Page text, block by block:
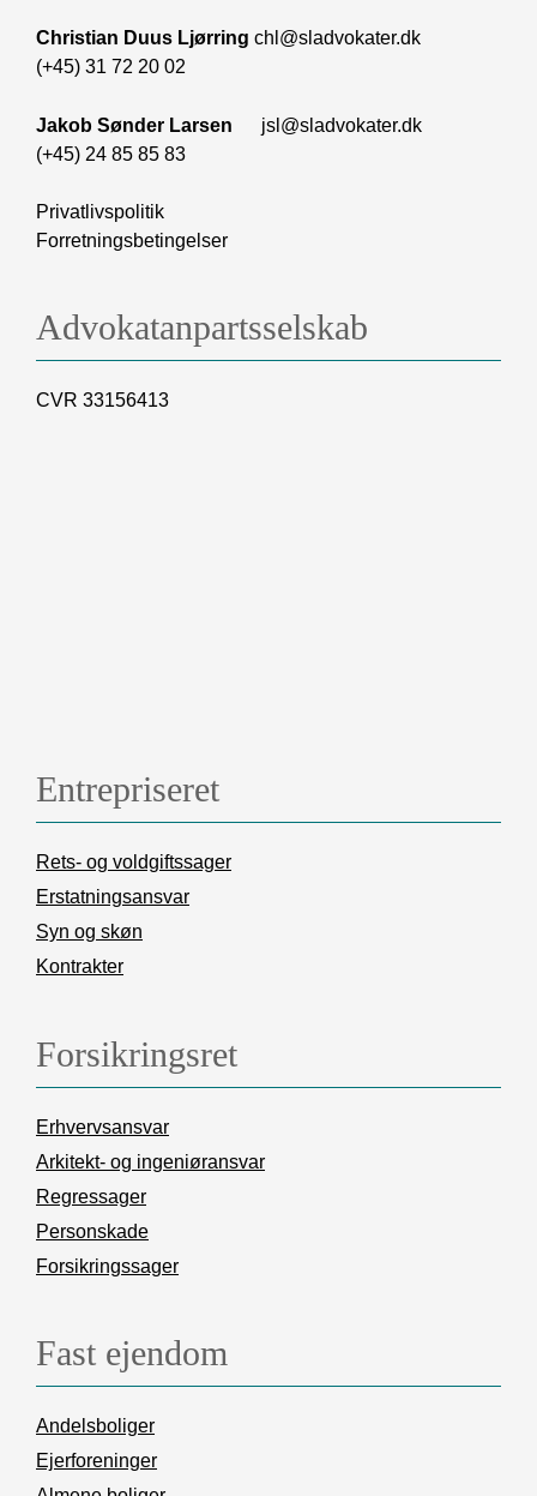
Christian Duus Ljørring chl@sladvokater.dk
(+45) 31 72 20 02
Jakob Sønder Larsen
jsl@sladvokater.dk
(+45) 24 85 85 83
Privatlivspolitik
Forretningsbetingelser
Advokatanpartsselskab
CVR 33156413
Entrepriseret
Rets- og voldgiftssager
Erstatningsansvar
Syn og skøn
Kontrakter
Forsikringsret
Erhvervsansvar
Arkitekt- og ingeniøransvar
Regressager
Personskade
Forsikringssager
Fast ejendom
Andelsboliger
Ejerforeninger